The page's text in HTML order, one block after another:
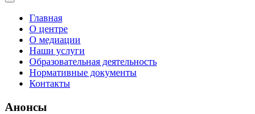
Главная
О центре
О медиации
Наши услуги
Образовательная деятельность
Нормативные документы
Контакты
Анонсы